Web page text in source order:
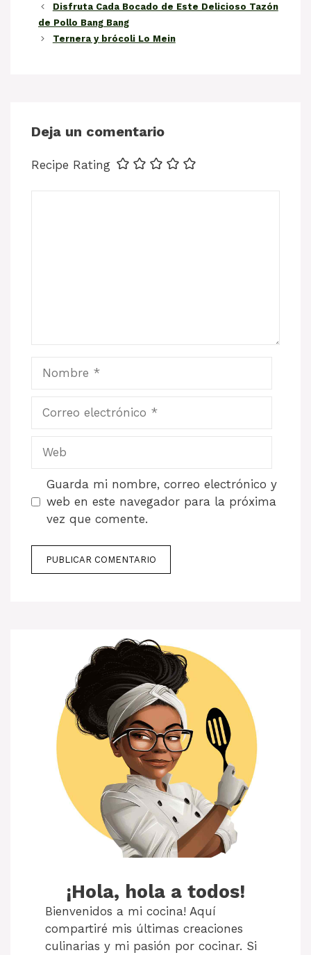
Disfruta Cada Bocado de Este Delicioso Tazón
de Pollo Bang Bang
Ternera y brócoli Lo Mein
Deja un comentario
Recipe Rating
electrónico
Guarda mi nombre, correo electrónico y
web en este navegador para la próxima
vez que comente.
¡Hola, hola a todos!
Bienvenidos a mi cocina! Aquí
compartiré mis últimas creaciones
culinarias y mi pasión por cocinar. Si